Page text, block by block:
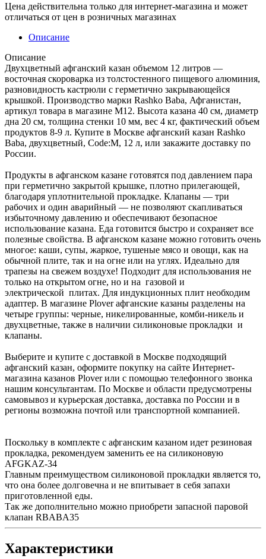
Цена действительна только для интернет-магазина и может
отличаться от цен в розничных магазинах
Описание
Описание
Двухцветный афганский казан объемом 12 литров —
восточная скороварка из толстостенного пищевого алюминия,
разновидность кастрюли с герметично закрывающейся
крышкой. Производство марки Rashko Baba, Афганистан,
артикул товара в магазине М12. Высота казана 40 см, диаметр
дна 20 см, толщина стенки 10 мм, вес 4 кг, фактический объем
продуктов 8-9 л. Купите в Москве афганский казан Rashko
Baba, двухцветный, Code:M, 12 л, или закажите доставку по
России.
Продукты в афганском казане готовятся под давлением пара
при герметично закрытой крышке, плотно прилегающей,
благодаря уплотнительной прокладке. Клапаны — три
рабочих и один аварийный — не позволяют скапливаться
избыточному давлению и обеспечивают безопасное
использование казана. Еда готовится быстро и сохраняет все
полезные свойства. В афганском казане можно готовить очень
многое: каши, супы, жаркое, тушеные мясо и овощи, как на
обычной плите, так и на огне или на углях. Идеально для
трапезы на свежем воздухе! Подходит для использования не
только на открытом огне, но и на газовой и
электрической плитах. Для индукционных плит необходим
адаптер. В магазине Plover афганские казаны разделены на
четыре группы: черные, никелированные, комби-никель и
двухцветные, также в наличии силиконовые прокладки и
клапаны.
Выберите и купите с доставкой в Москве подходящий
афганский казан, оформите покупку на сайте Интернет-
магазина казанов Plover или с помощью телефонного звонка
нашим консультантам. По Москве и области предусмотрены
самовывоз и курьерская доставка, доставка по России и в
регионы возможна почтой или транспортной компанией.
Поскольку в комплекте с афганским казаном идет резиновая
прокладка, рекомендуем заменить ее на силиконовую
AFGKAZ-34
Главным преимуществом силиконовой прокладки является то,
что она более долговечна и не впитывает в себя запахи
приготовленной еды.
Так же дополнительно можно приобрети запасной паровой
клапан RBABA35
Характеристики